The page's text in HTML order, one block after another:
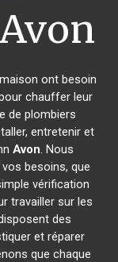
Avon
ont besoin
chauffer leur
de plombiers
entretenir et
Avon. Nous
besoins, que
vérification
travailler sur les
des
et réparer
que chaque